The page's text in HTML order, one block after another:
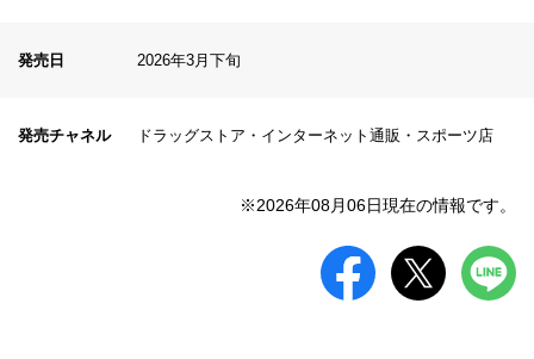
発売日 2026年3月下旬
発売チャネル ドラッグストア・インターネット通販・スポーツ店
※2026年08月06日現在の情報です。